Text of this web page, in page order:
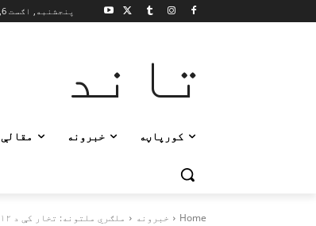
پنجشنبه, اګست 6, 2026
تاند
کورپاڼه خبرونه مقالې
Home خبرونه ملګري ملتونه: تخار کې د ۱۲ ماشومانو د وژل کېدو په اړه...